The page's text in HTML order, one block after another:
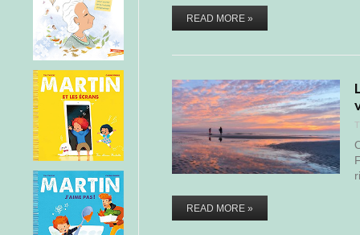
READ MORE »
READ MORE »